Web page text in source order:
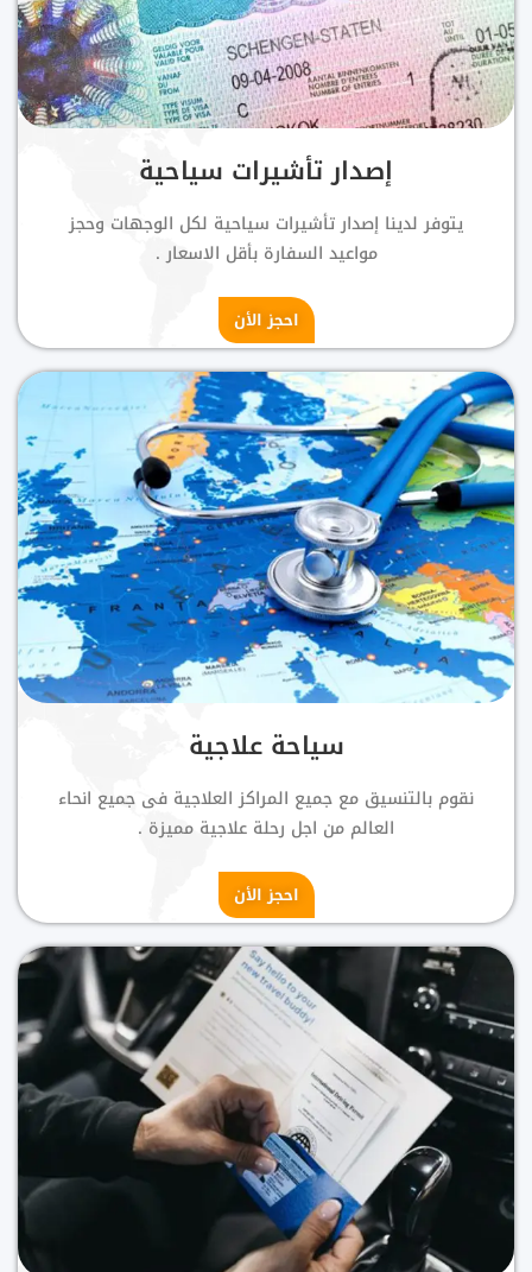
إصدار تأشيرات سياحية
يتوفر لدينا إصدار تأشيرات سياحية لكل الوجهات وحجز
مواعيد السفارة بأقل الاسعار .
احجز الأن
سياحة علاجية
نقوم بالتنسيق مع جميع المراكز العلاجية فى جميع انحاء
العالم من اجل رحلة علاجية مميزة .
احجز الأن